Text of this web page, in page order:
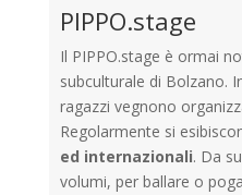
PIPPO.stage
Il PIPPO.stage è ormai
subculturale di Bolzano.
ragazzi vegnono
Regolarmente si
ed internazionali. Da
volumi, per ballare o